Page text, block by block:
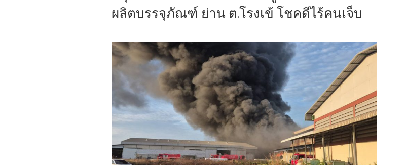
ผลิตบรรจุภัณฑ์ ย่าน ต.โรงเข้ โชคดีไร้คนเจ็บ